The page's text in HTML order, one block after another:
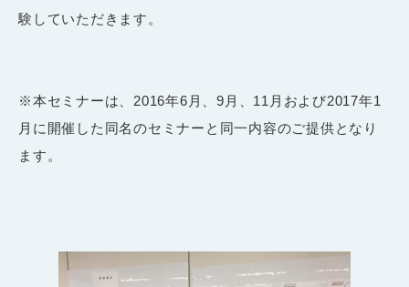
験していただきます。
※本セミナーは、2016年6月、9月、11月および2017年1
月に開催した同名のセミナーと同一内容のご提供となり
ます。